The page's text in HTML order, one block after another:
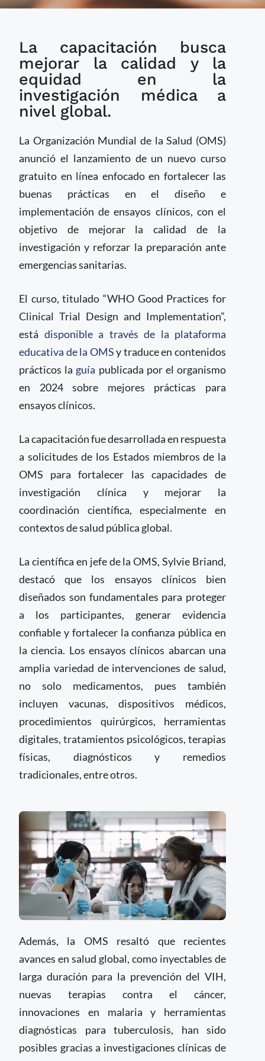
gratuito en línea para
fortalecer las buenas
prácticas en ensayos
clínicos
La capacitación busca
mejorar la calidad y la
equidad en la
investigación médica a
nivel global.
La Organización Mundial de la Salud (OMS)
anunció el lanzamiento de un nuevo curso
gratuito en línea enfocado en fortalecer las
buenas prácticas en el diseño e
implementación de ensayos clínicos, con el
objetivo de mejorar la calidad de la
investigación y reforzar la preparación ante
emergencias sanitarias.
El curso, titulado “WHO Good Practices for
Clinical Trial Design and Implementation”,
está disponible a través de la plataforma
educativa de la OMSy traduce en contenidos
prácticos la guía publicada por el organismo
en 2024 sobre mejores prácticas para
ensayos clínicos.
La capacitación fue desarrollada en respuesta
a solicitudes de los Estados miembros de la
OMS para fortalecer las capacidades de
investigación clínica y mejorar la
coordinación científica, especialmente en
contextos de salud pública global.
La científica en jefe de la OMS, Sylvie Briand,
destacó que los ensayos clínicos bien
diseñados son fundamentales para proteger
a los participantes, generar evidencia
confiable y fortalecer la confianza pública en
la ciencia. Los ensayos clínicos abarcan una
amplia variedad de intervenciones de salud,
no solo medicamentos, pues también
incluyen vacunas, dispositivos médicos,
procedimientos quirúrgicos, herramientas
digitales, tratamientos psicológicos, terapias
físicas, diagnósticos y remedios
tradicionales, entre otros.
Además, la OMS resaltó que recientes
avances en salud global, como inyectables de
larga duración para la prevención del VIH,
nuevas terapias contra el cáncer,
innovaciones en malaria y herramientas
diagnósticas para tuberculosis, han sido
posibles gracias a investigaciones clínicas de